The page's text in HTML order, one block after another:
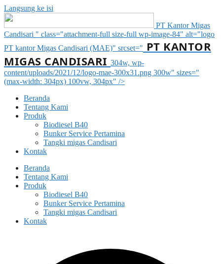
Langsung ke isi
PT Kantor Migas
Candisari " class="attachment-full size-full wp-image-84" alt="logo
PT kantor Migas Candisari (MAE)" srcset=" PT KANTOR
MIGAS CANDISARI 304w, wp-
content/uploads/2021/12/logo-mae-300x31.png 300w" sizes="
(max-width: 304px) 100vw, 304px" />
Beranda
Tentang Kami
Produk
Biodiesel B40
Bunker Service Pertamina
Tangki migas Candisari
Kontak
Beranda
Tentang Kami
Produk
Biodiesel B40
Bunker Service Pertamina
Tangki migas Candisari
Kontak